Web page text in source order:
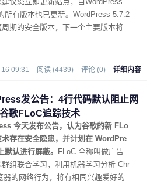
所有版本也已更新。WordPress 5.7.2
期的安全版本，下一个主要版本将
09:31 阅读 (4439) 评论 (0) 详细内容
发公告：4行代码默认阻止网
歌FLoC追踪技术
今天发布公告，认为谷歌的新 FLo
术存在安全隐患，并计划在 WordPre
默认进行屏蔽。
FLoC 全称叫做广告
组联合学习，利用机器学习分析 Chr
器的网络行为，将有相同兴趣爱好的